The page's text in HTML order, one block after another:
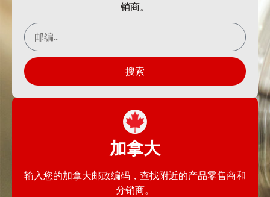
销商。
搜索
加拿大
输入您的加拿大邮政编码，查找附近的产品零售商和
分销商。